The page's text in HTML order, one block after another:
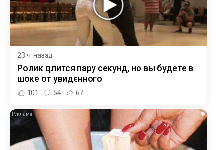
23 ч. назад
Ролик длится пару секунд, но вы будете в
шоке от увиденного
101 54 67
i